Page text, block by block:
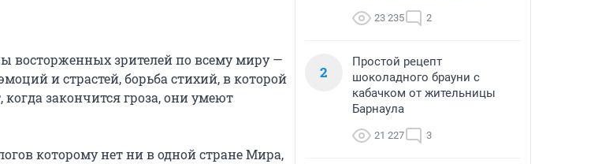
восторженных зрителей по всему миру —
и страстей, борьба стихий, в которой
закончится гроза, они умеют
которому нет ни в одной стране Мира,
23 235 2
2
Простой рецепт
шоколадного брауни с
кабачком от жительницы
Барнаула
21 227 3